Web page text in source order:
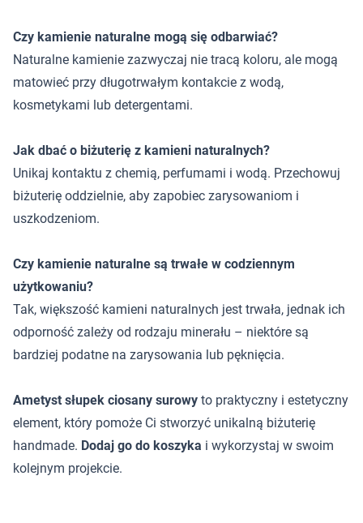
Czy kamienie naturalne mogą się odbarwiać?
Naturalne kamienie zazwyczaj nie tracą koloru, ale mogą
matowieć przy długotrwałym kontakcie z wodą,
kosmetykami lub detergentami.
Jak dbać o biżuterię z kamieni naturalnych?
Unikaj kontaktu z chemią, perfumami i wodą. Przechowuj
biżuterię oddzielnie, aby zapobiec zarysowaniom i
uszkodzeniom.
Czy kamienie naturalne są trwałe w codziennym
użytkowaniu?
Tak, większość kamieni naturalnych jest trwała, jednak ich
odporność zależy od rodzaju minerału – niektóre są
bardziej podatne na zarysowania lub pęknięcia.
Ametyst słupek ciosany surowy to praktyczny i estetyczny
element, który pomoże Ci stworzyć unikalną biżuterię
handmade. Dodaj go do koszyka i wykorzystaj w swoim
kolejnym projekcie.